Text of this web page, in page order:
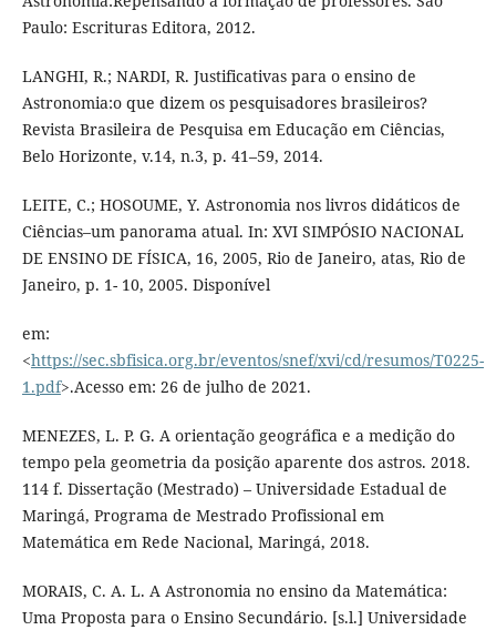
Paulo: Escrituras Editora, 2012.
LANGHI, R.; NARDI, R. Justificativas para o ensino de
Astronomia:o que dizem os pesquisadores brasileiros?
Revista Brasileira de Pesquisa em Educação em Ciências,
Belo Horizonte, v.14, n.3, p. 41–59, 2014.
LEITE, C.; HOSOUME, Y. Astronomia nos livros didáticos de
Ciências–um panorama atual. In: XVI SIMPÓSIO NACIONAL
DE ENSINO DE FÍSICA, 16, 2005, Rio de Janeiro, atas, Rio de
Janeiro, p. 1- 10, 2005. Disponível
em:
<https://sec.sbfisica.org.br/eventos/snef/xvi/cd/resumos/T0225-
1.pdf>.Acesso em: 26 de julho de 2021.
MENEZES, L. P. G. A orientação geográfica e a medição do
tempo pela geometria da posição aparente dos astros. 2018.
114 f. Dissertação (Mestrado) – Universidade Estadual de
Maringá, Programa de Mestrado Profissional em
Matemática em Rede Nacional, Maringá, 2018.
MORAIS, C. A. L. A Astronomia no ensino da Matemática:
Uma Proposta para o Ensino Secundário. [s.l.] Universidade